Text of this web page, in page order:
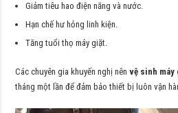
Giảm tiêu hao điện năng và nước.
Hạn chế hư hỏng linh kiện.
Tăng tuổi thọ máy giặt.
Các chuyên gia khuyến nghị nênvệ sinh máy
tháng một lần để đảm bảo thiết bị luôn vận